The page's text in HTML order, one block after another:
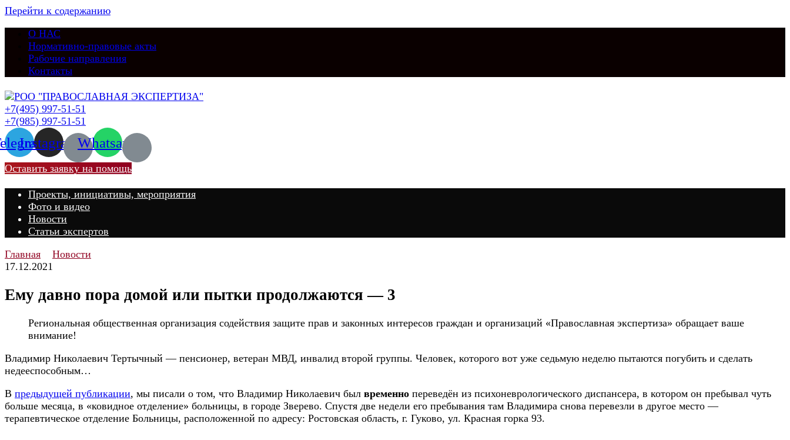
Перейти к содержанию
О НАС
Нормативно-правовые акты
Рабочие направления
Контакты
+7(495) 997-51-51
+7(985) 997-51-51
InstagramWhatsapp
Оставить заявку на помощь
Проекты, инициативы, мероприятия
Фото и видео
Новости
Статьи экспертов
Главная
Новости
17.12.2021
Ему давно пора домой или пытки продолжаются — 3
Региональная общественная организация содействия защите прав и законных интересов граждан и организаций «Православная экспертиза» обращает ваше
внимание!
Владимир Николаевич Тертычный — пенсионер, ветеран МВД, инвалид второй группы. Человек, которого вот уже седьмую неделю пытаются погубить и сделать
недееспособным…
В предыдущей публикации, мы писали о том, что Владимир Николаевич был временно переведён из психоневрологического диспансера, в котором он пребывал чуть
больше месяца, в «ковидное отделение» больницы, в городе Зверево. Спустя две недели его пребывания там Владимира снова перевезли в другое место —
терапевтическое отделение Больницы, расположенной по адресу: Ростовская область, г. Гуково, ул. Красная горка 93.